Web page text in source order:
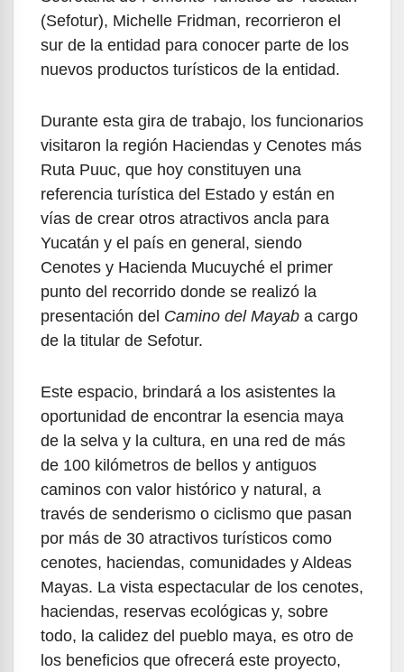
(Sefotur), Michelle Fridman, recorrieron el
sur de la entidad para conocer parte de los
nuevos productos turísticos de la entidad.
Durante esta gira de trabajo, los funcionarios
visitaron la región Haciendas y Cenotes más
Ruta Puuc, que hoy constituyen una
referencia turística del Estado y están en
vías de crear otros atractivos ancla para
Yucatán y el país en general, siendo
Cenotes y Hacienda Mucuyché el primer
punto del recorrido donde se realizó la
presentación del Camino del Mayab a cargo
de la titular de Sefotur.
Este espacio, brindará a los asistentes la
oportunidad de encontrar la esencia maya
de la selva y la cultura, en una red de más
de 100 kilómetros de bellos y antiguos
caminos con valor histórico y natural, a
través de senderismo o ciclismo que pasan
por más de 30 atractivos turísticos como
cenotes, haciendas, comunidades y Aldeas
Mayas. La vista espectacular de los cenotes,
haciendas, reservas ecológicas y, sobre
todo, la calidez del pueblo maya, es otro de
los beneficios que ofrecerá este proyecto,